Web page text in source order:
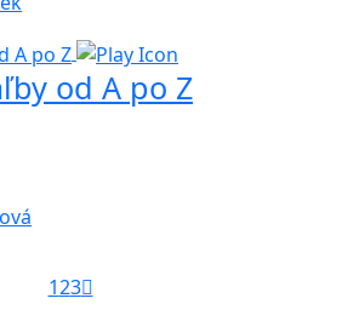
od A po Z
123